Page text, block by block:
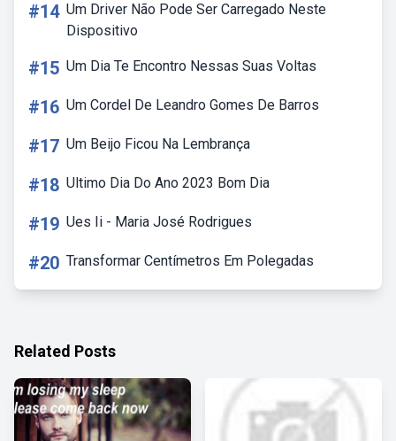
#14 Um Driver Não Pode Ser Carregado Neste
Dispositivo
#15 Um Dia Te Encontro Nessas Suas Voltas
#16 Um Cordel De Leandro Gomes De Barros
#17 Um Beijo Ficou Na Lembrança
#18 Ultimo Dia Do Ano 2023 Bom Dia
#19 Ues Ii - Maria José Rodrigues
#20 Transformar Centímetros Em Polegadas
Related Posts